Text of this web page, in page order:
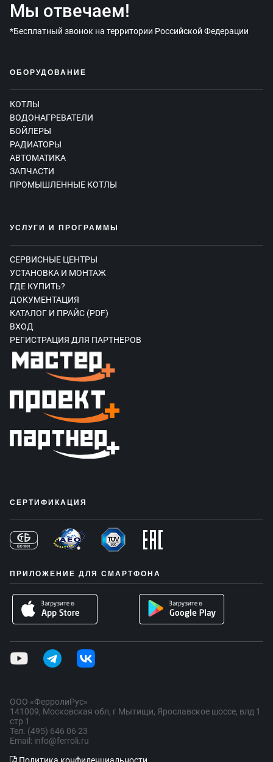
Мы отвечаем!
*Бесплатный звонок на территории Российской Федерации
ОБОРУДОВАНИЕ
КОТЛЫ
ВОДОНАГРЕВАТЕЛИ
БОЙЛЕРЫ
РАДИАТОРЫ
АВТОМАТИКА
ЗАПЧАСТИ
ПРОМЫШЛЕННЫЕ КОТЛЫ
УСЛУГИ И ПРОГРАММЫ
СЕРВИСНЫЕ ЦЕНТРЫ
УСТАНОВКА И МОНТАЖ
ГДЕ КУПИТЬ?
ДОКУМЕНТАЦИЯ
КАТАЛОГ И ПРАЙС (PDF)
ВХОД
РЕГИСТРАЦИЯ ДЛЯ ПАРТНЕРОВ
СЕРТИФИКАЦИЯ
ПРИЛОЖЕНИЕ ДЛЯ СМАРТФОНА
ООО «ФерролиРус»
141009, Московская обл, г Мытищи, Ярославское шоссе, влд 1
стр 1
Тел. (495) 646 06 23
Email: info@ferroli.ru